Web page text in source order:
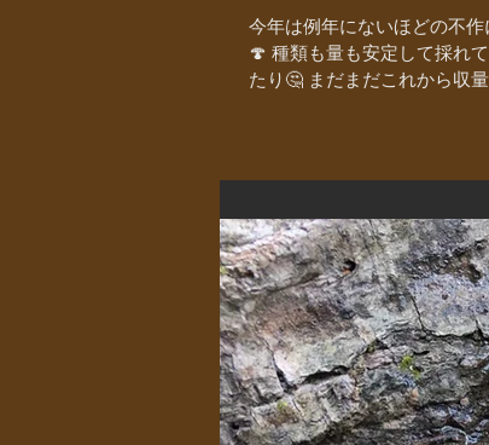
今年は例年にないほどの不
🍄 種類も量も安定して採れ
たり🤔 まだまだこれから収